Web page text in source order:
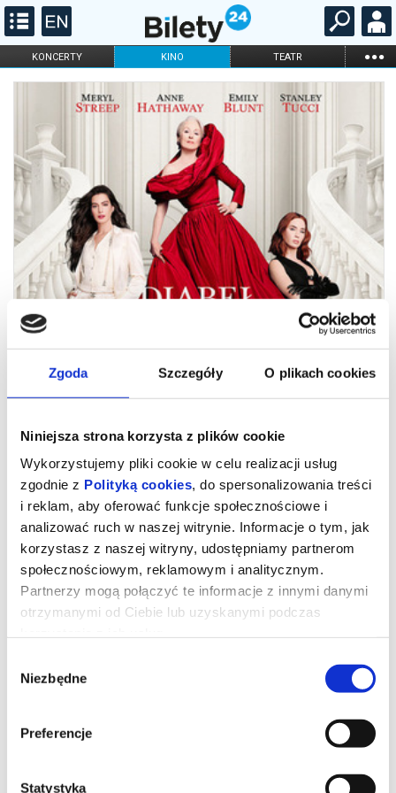
Zgoda Szczegóły O plikach cookies
Niniejsza strona korzysta z plików cookie
Wykorzystujemy pliki cookie w celu realizacji usług
zgodnie z Polityką cookies, do spersonalizowania treści
i reklam, aby oferować funkcje społecznościowe i
analizować ruch w naszej witrynie. Informacje o tym, jak
korzystasz z naszej witryny, udostępniamy partnerom
społecznościowym, reklamowym i analitycznym.
Partnerzy mogą połączyć te informacje z innymi danymi
otrzymanymi od Ciebie lub uzyskanymi podczas
zgody
Niezbędne
Preferencje
Statystyka
KONCERTY KINO TEATR ...
FILHARMONIA OPERA I BALET
DLA DZIECI
ONLINE KARNETY
popkultury, kultowe bohaterki ponownie wcielają się w swoje
ikoniczne role, przypominając, że w świecie mody władza, ambicja
i perfekcja wciąż mają najwyższą cenę. Miranda Priestly (Meryl
konkurują o wpływy i przychody z reklam w czasach upadającej